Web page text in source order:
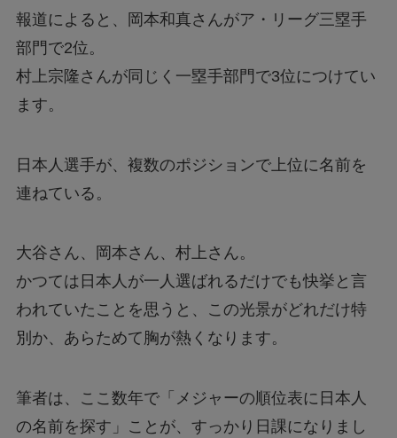
報道によると、岡本和真さんがア・リーグ三塁手
部門で2位。
村上宗隆さんが同じく一塁手部門で3位につけてい
ます。
日本人選手が、複数のポジションで上位に名前を
連ねている。
大谷さん、岡本さん、村上さん。
かつては日本人が一人選ばれるだけでも快挙と言
われていたことを思うと、この光景がどれだけ特
別か、あらためて胸が熱くなります。
筆者は、ここ数年で「メジャーの順位表に日本人
の名前を探す」ことが、すっかり日課になりまし